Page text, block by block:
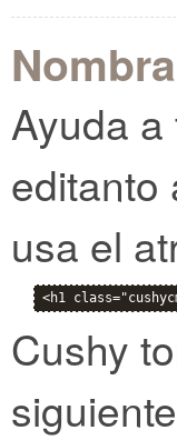
Ayuda
editanto
usa el
<h1
Cushy